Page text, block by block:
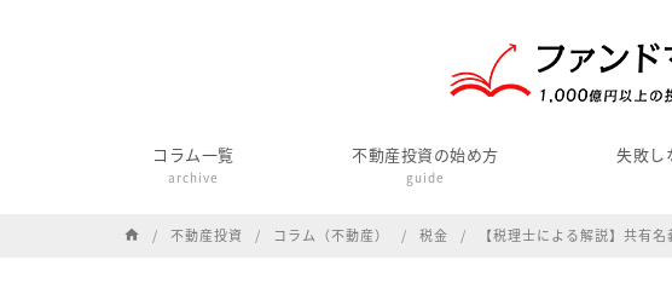
コラム一覧
archive
不動産投資の始め方
guide
失敗し
home 不動産投資 コラム（不動産） 税金 【税理士による解説】共有